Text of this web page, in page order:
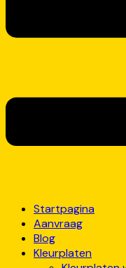
Startpagina
Aanvraag
Blog
Kleurplaten